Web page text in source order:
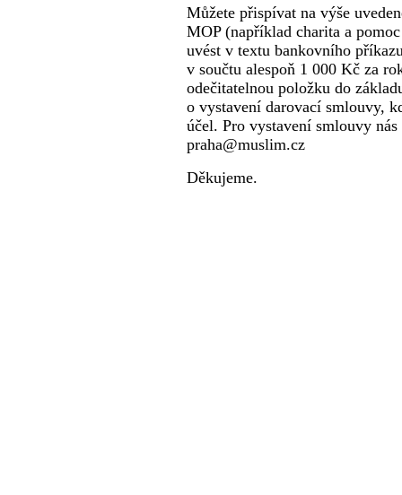
Můžete přispívat na výše
MOP (například charita a
uvést v textu bankovního
v součtu alespoň 1 000 Kč za
odečitatelnou položku do
o vystavení darovací smlouvy,
účel. Pro vystavení smlouvy nás
praha@muslim.cz
Děkujeme.